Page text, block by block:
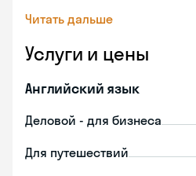
Читать дальше
Услуги и цены
Английский язык
Деловой - для бизнеса
Для путешествий